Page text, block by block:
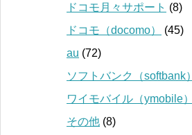
ドコモ月々サポート (8)
ドコモ（docomo）
(45)
au (72)
ソフトバンク（softbank）
ワイモバイル（ymobile）
その他 (8)